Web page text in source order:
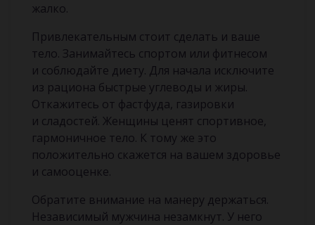
жалко.
Привлекательным стоит сделать и ваше
тело. Занимайтесь спортом или фитнесом
и соблюдайте диету. Для начала исключите
из рациона быстрые углеводы и жиры.
Откажитесь от фастфуда, газировки
и сладостей. Женщины ценят спортивное,
гармоничное тело. К тому же это
положительно скажется на вашем здоровье
и самооценке.
Обратите внимание на манеру держаться.
Независимый мужчина незамкнут. У него